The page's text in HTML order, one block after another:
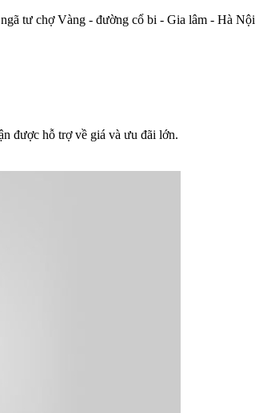
tư chợ Vàng - đường cổ bi - Gia lâm - Hà Nội
được hỗ trợ về giá và ưu đãi lớn.